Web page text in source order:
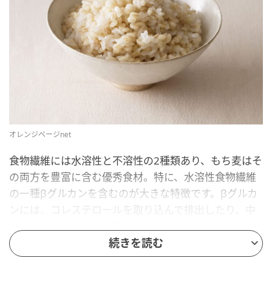
オレンジページnet
食物繊維には水溶性と不溶性の2種類あり、もち麦はそ
の両方を豊富に含む優秀食材。特に、水溶性食物繊維
の一種βグルカンを含むのが大きな特徴です。βグルカ
ンには、コレステロールを取り込んで排出したり、中
ロール値の改善に効果的。メタボ予防にも役立ちま
す。
続きを読む